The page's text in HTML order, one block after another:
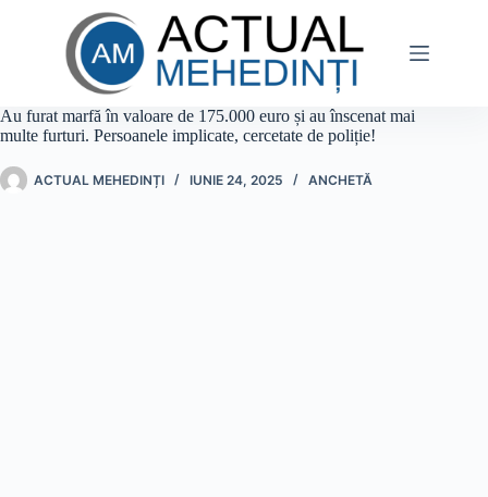
Au furat marfă în valoare de 175.000 euro și au înscenat mai
multe furturi. Persoanele implicate, cercetate de poliție!
ACTUAL MEHEDINȚI IUNIE 24, 2025 ANCHETĂ